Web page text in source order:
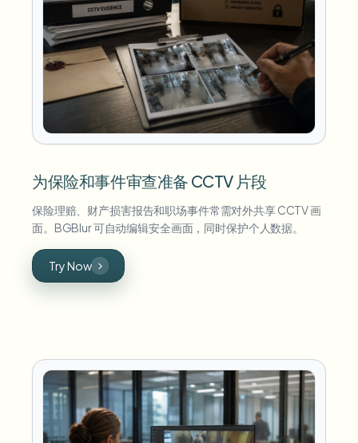
为保险和事件审查准备 CCTV 片段
保险理赔、财产损害报告和职场事件常需对外共享 CCTV 画
面。BGBlur 可自动编辑安全画面，同时保护个人数据。
Try Now